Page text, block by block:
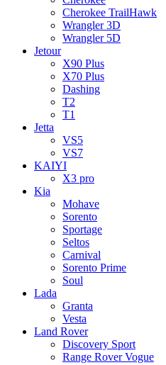
Cherokee TrailHawk
Wrangler 3D
Wrangler 5D
Jetour
X90 Plus
X70 Plus
Dashing
T2
T1
Jetta
VS5
VS7
KAIYI
X3 pro
Kia
Mohave
Sorento
Sportage
Seltos
Carnival
Sorento Prime
Soul
Lada
Granta
Vesta
Land Rover
Discovery Sport
Range Rover Vogue